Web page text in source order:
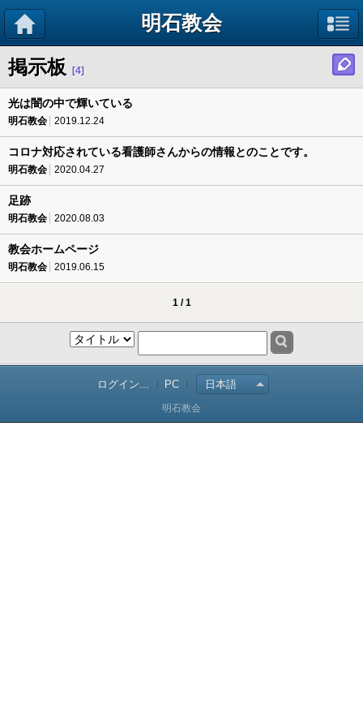
明石教会
掲示板 [4]
光は闇の中で輝いている
明石教会 2019.12.24
コロナ対応されている看護師さんからの情報とのことです。
明石教会 2020.04.27
足跡
明石教会 2020.08.03
教会ホームページ
明石教会 2019.06.15
1 / 1
ログイン... PC 日本語
明石教会